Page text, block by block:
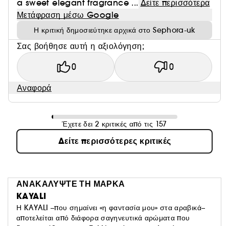
a sweet elegant fragrance ... Δείτε περισσότερα
Μετάφραση μέσω Google
Η κριτική δημοσιεύτηκε αρχικά στο Sephora-uk
Σας βοήθησε αυτή η αξιολόγηση;
0 0
Αναφορά
Έχετε δει 2 κριτικές από τις 157
Δείτε περισσότερες κριτικές
ΑΝΑΚΑΛΥΨΤΕ ΤΗ ΜΑΡΚΑ
KAYALI
Η KAYALI –που σημαίνει «η φαντασία μου» στα αραβικά–
αποτελείται από διάφορα σαγηνευτικά αρώματα που